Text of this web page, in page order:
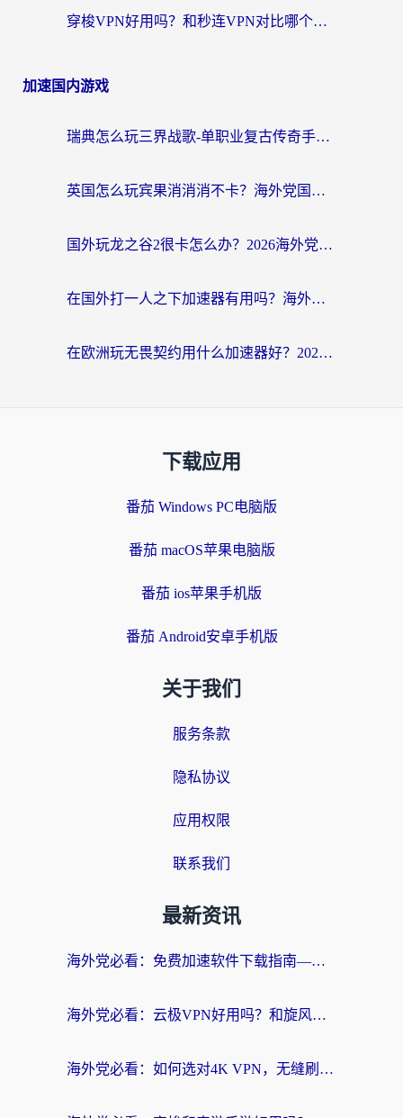
穿梭VPN好用吗？和秒连VPN对比哪个回国效果更好？海外党亲测实用指南
加速国内游戏
瑞典怎么玩三界战歌-单职业复古传奇手游？海外党国服游戏加速终极指南
英国怎么玩宾果消消消不卡？海外党国服游戏加速终极攻略（附守望第九大陆解决办法）
国外玩龙之谷2很卡怎么办？2026海外党必看的国服游戏加速全攻略
在国外打一人之下加速器有用吗？海外党国服游戏畅玩全攻略
在欧洲玩无畏契约用什么加速器好？2026海外党亲测有效指南
下载应用
番茄 Windows PC电脑版
番茄 macOS苹果电脑版
番茄 ios苹果手机版
番茄 Android安卓手机版
关于我们
服务条款
隐私协议
应用权限
联系我们
最新资讯
海外党必看：免费加速软件下载指南——无缝访问国内资源的正确打开方式
海外党必看：云极VPN好用吗？和旋风VPN对比哪个回国效果更好？附真实体验+选择攻略
海外党必看：如何选对4K VPN，无缝刷国内剧听网易云？